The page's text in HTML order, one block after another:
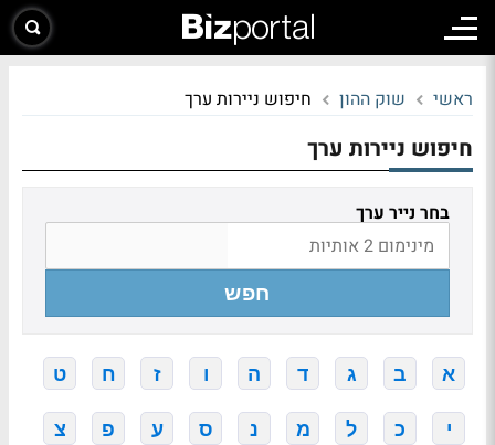
ראשי שוק ההון חיפוש ניירות ערך
חיפוש ניירות ערך
בחר נייר ערך
חפש
א ב ג ד ה ו ז ח ט
י כ ל מ נ ס ע פ צ